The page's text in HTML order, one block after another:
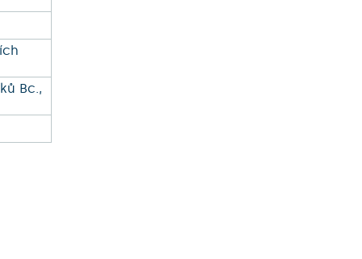
Bc.,